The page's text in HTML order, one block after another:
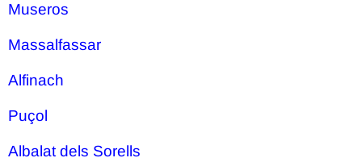
Museros
Massalfassar
Alfinach
Puçol
Albalat dels Sorells